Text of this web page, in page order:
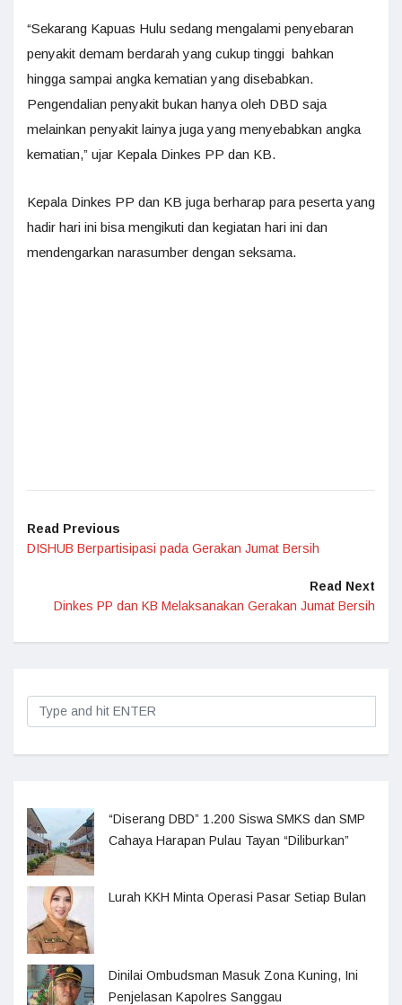
“Sekarang Kapuas Hulu sedang mengalami penyebaran
penyakit demam berdarah yang cukup tinggi bahkan
hingga sampai angka kematian yang disebabkan.
Pengendalian penyakit bukan hanya oleh DBD saja
melainkan penyakit lainya juga yang menyebabkan angka
kematian,” ujar Kepala Dinkes PP dan KB.
Kepala Dinkes PP dan KB juga berharap para peserta yang
hadir hari ini bisa mengikuti dan kegiatan hari ini dan
mendengarkan narasumber dengan seksama.
Read Previous
DISHUB Berpartisipasi pada Gerakan Jumat Bersih
Read Next
Dinkes PP dan KB Melaksanakan Gerakan Jumat Bersih
“Diserang DBD” 1.200 Siswa SMKS dan SMP
Cahaya Harapan Pulau Tayan “Diliburkan”
Lurah KKH Minta Operasi Pasar Setiap Bulan
Dinilai Ombudsman Masuk Zona Kuning, Ini
Penjelasan Kapolres Sanggau